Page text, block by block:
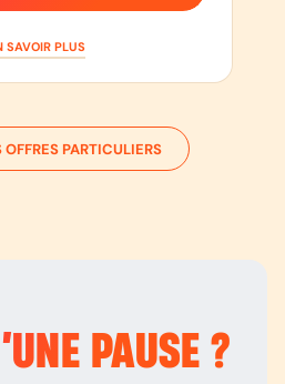
SAVOIR PLUS
PARTICULIERS
UNE PAUSE ?